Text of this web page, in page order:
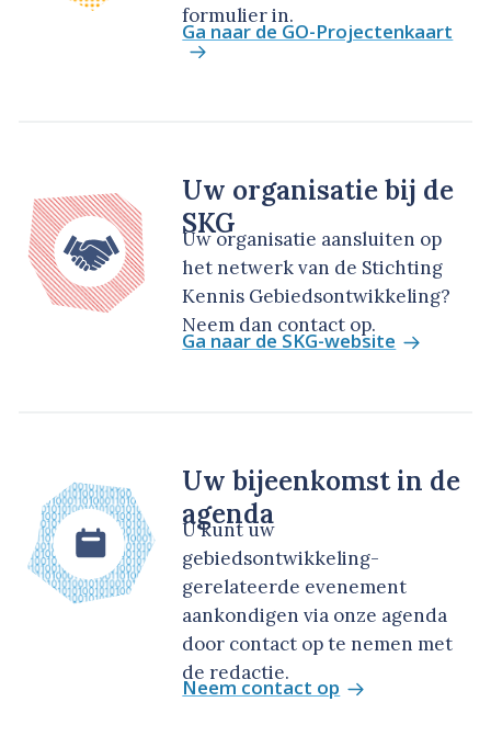
formulier in.
Ga naar de GO-Projectenkaart
Uw organisatie bij de
SKG
Uw organisatie aansluiten op
het netwerk van de Stichting
Kennis Gebiedsontwikkeling?
Neem dan contact op.
Ga naar de SKG-website
Uw bijeenkomst in de
agenda
U kunt uw
gebiedsontwikkeling-
gerelateerde evenement
aankondigen via onze agenda
door contact op te nemen met
de redactie.
Neem contact op